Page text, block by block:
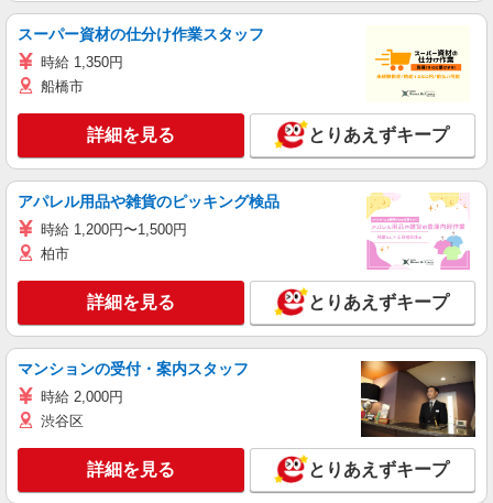
スーパー資材の仕分け作業スタッフ
時給 1,350円
船橋市
詳細を見る とりあえずキープ
アパレル用品や雑貨のピッキング検品
時給 1,200円〜1,500円
柏市
詳細を見る とりあえずキープ
マンションの受付・案内スタッフ
時給 2,000円
渋谷区
詳細を見る とりあえずキープ